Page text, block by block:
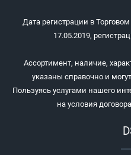
Дата регистрации в
17.05.2019,
Ассортимент, наличие,
указаны справочно и
Пользуясь услугами нашего
на условия договора